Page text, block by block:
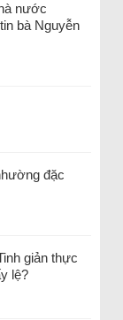
nước
bà Nguyễn
đặc
giản thực
lệ?